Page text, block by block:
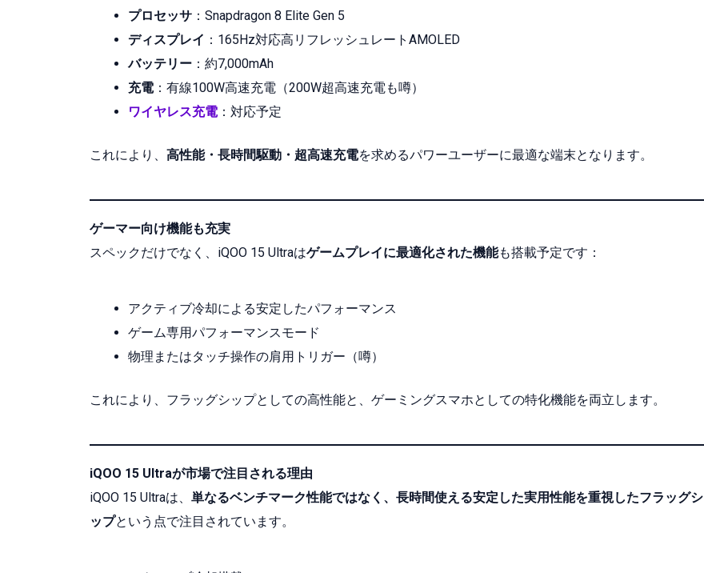
プロセッサ ：Snapdragon 8 Elite Gen 5
ディスプレイ ：165Hz対応高リフレッシュレートAMOLED
バッテリー ：約7,000mAh
充電：有線100W高速充電（200W超高速充電も噂）
ワイヤレス充電：対応予定
これにより、 高性能・長時間駆動・超高速充電を求めるパワーユーザーに最適な端末となります。
ゲーマー向け機能も充実
スペックだけでなく、iQOO 15 Ultraはゲームプレイに最適化された機能も搭載予定です：
アクティブ冷却による安定したパフォーマンス
ゲーム専用パフォーマンスモード
物理またはタッチ操作の肩用トリガー（噂）
これにより、フラッグシップとしての高性能と、ゲーミングスマホとしての特化機能を両立します。
iQOO 15 Ultraが市場で注目される理由
iQOO 15 Ultraは、 単なるベンチマーク性能ではなく、長時間使える安定した実用性能を重視したフラッグシ
ップという点で注目されています。